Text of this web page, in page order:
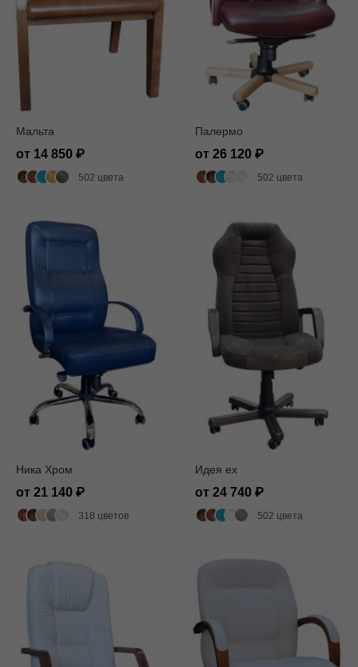
Мальта
от 14 850
502 цвета
Палермо
от 26 120
502 цвета
Ника Хром
от 21 140
318 цветов
Идея ех
от 24 740
502 цвета